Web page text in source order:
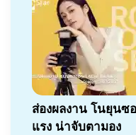
ส่องผลงาน โนยุนซ
แรง น่าจับตามอง